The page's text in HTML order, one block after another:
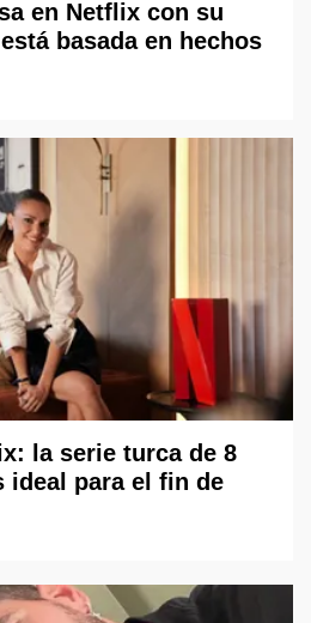
en Netflix con su
basada en hechos
la serie turca de 8
ideal para el fin de